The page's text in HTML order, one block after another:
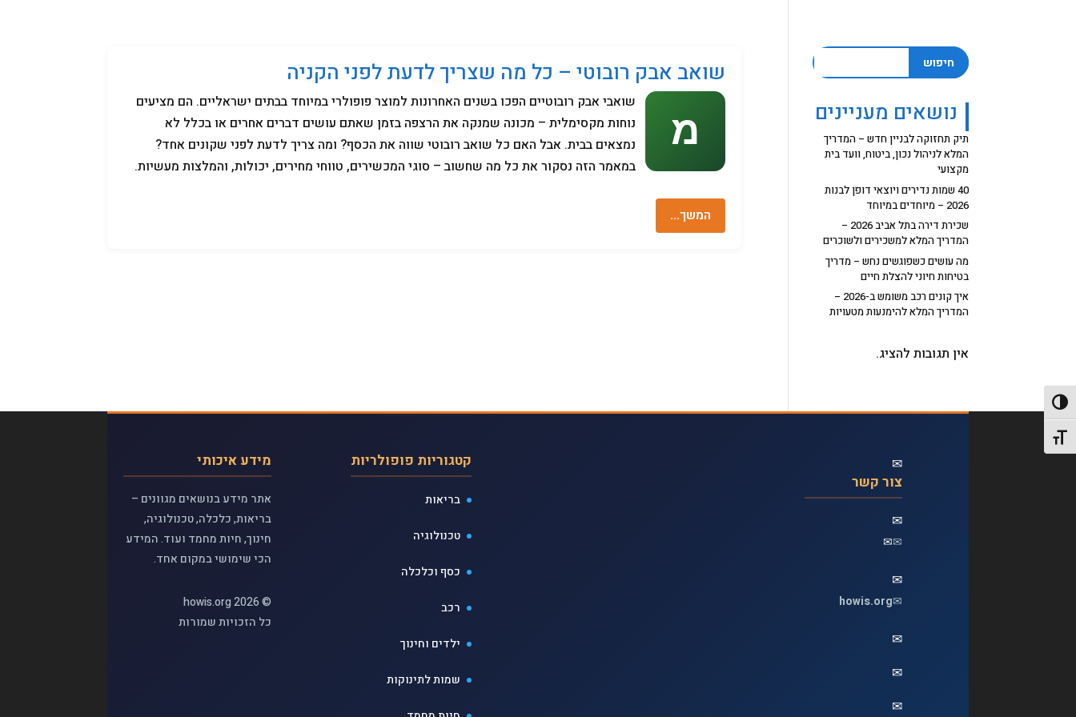
הפעל/כבה ניגודיות גבוהה
מתג גודל גופן
שואב אבק רובוטי – כל מה שצריך לדעת לפני הקניה
שואבי אבק רובוטיים הפכו בשנים האחרונות למוצר פופולרי במיוחד בבתים ישראליים. הם מציעים
נוחות מקסימלית – מכונה שמנקה את הרצפה בזמן שאתם עושים דברים אחרים או בכלל לא
נמצאים בבית. אבל האם כל שואב רובוטי שווה את הכסף? ומה צריך לדעת לפני שקונים אחד?
במאמר הזה נסקור את כל מה שחשוב – סוגי המכשירים, טווחי מחירים, יכולות, והמלצות מעשיות.
המשך…
חיפוש
נושאים מעניינים
תיק תחזוקה לבניין חדש – המדריך
המלא לניהול נכון, ביטוח, וועד בית
מקצועי
40 שמות נדירים ויוצאי דופן לבנות
2026 – מיוחדים במיוחד
שכירת דירה בתל אביב 2026 –
המדריך המלא למשכירים ולשוכרים
מה עושים כשפוגשים נחש – מדריך
בטיחות חיוני להצלת חיים
איך קונים רכב משומש ב-2026 –
המדריך המלא להימנעות מטעויות
אין תגובות להציג.
מידע איכותי
אתר מידע בנושאים מגוונים –
בריאות, כלכלה, טכנולוגיה,
חינוך, חיות מחמד ועוד. המידע
הכי שימושי במקום אחד.
© 2026 howis.org
כל הזכויות שמורות
קטגוריות פופולריות
בריאות
טכנולוגיה
כסף וכלכלה
רכב
ילדים וחינוך
שמות לתינוקות
✉
צור קשר
✉
✉
✉
✉
✉
howis.org
✉
✉
✉